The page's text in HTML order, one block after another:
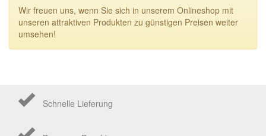
Wir freuen uns, wenn Sie sich in unserem Onlineshop mit
unseren attraktiven Produkten zu günstigen Preisen weiter
umsehen!
Schnelle Lieferung